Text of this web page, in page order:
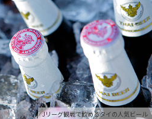
Jリーグ観戦で飲めるタイの人気ビール